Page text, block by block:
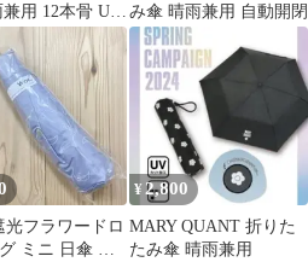
用 12本骨 UV
動開閉 大きい
み傘 晴雨兼用 自動開閉
光フラワードロ
ミニ 日傘 折
¥ 2,800
MARY QUANT 折りた
たみ傘 晴雨兼用